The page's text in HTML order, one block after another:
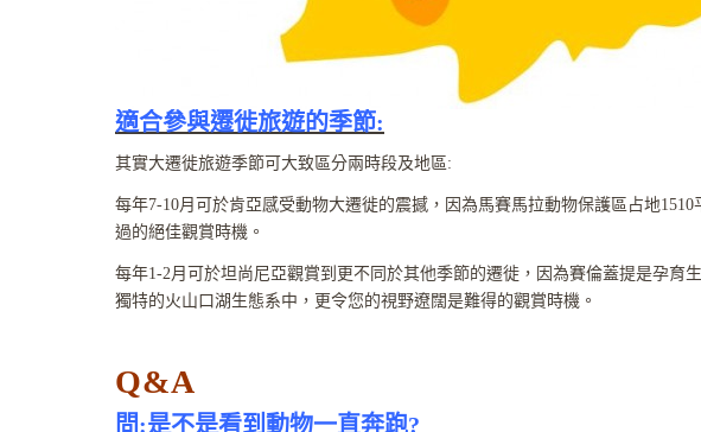
適合參與遷徙旅遊的季節:
其實大遷徙旅遊季節可大致區分兩時段及地區:
每年7-10月可於肯亞感受動物大遷徙的震撼，因為馬賽馬拉動物保護區占地
過的絕佳觀賞時機。
每年1-2月可於坦尚尼亞觀賞到更不同於其他季節的遷徙，因為賽倫蓋提是孕
獨特的火山口湖生態系中，更令您的視野遼闊是難得的觀賞時機。
Q&A
問:是不是看到動物一直奔跑?